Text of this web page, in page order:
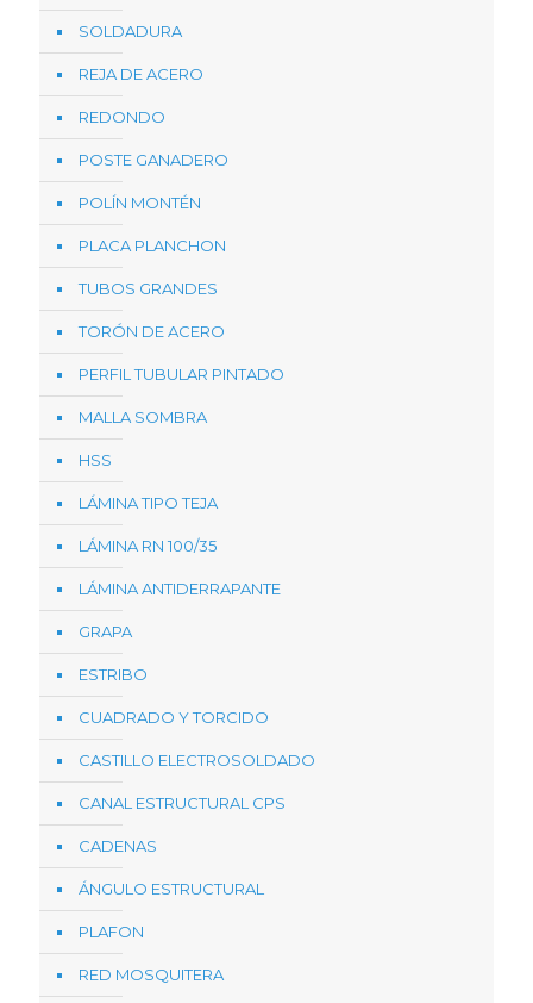
SOLDADURA
REJA DE ACERO
REDONDO
POSTE GANADERO
POLÍN MONTÉN
PLACA PLANCHON
TUBOS GRANDES
TORÓN DE ACERO
PERFIL TUBULAR PINTADO
MALLA SOMBRA
HSS
LÁMINA TIPO TEJA
LÁMINA RN 100/35
LÁMINA ANTIDERRAPANTE
GRAPA
ESTRIBO
CUADRADO Y TORCIDO
CASTILLO ELECTROSOLDADO
CANAL ESTRUCTURAL CPS
CADENAS
ÁNGULO ESTRUCTURAL
PLAFON
RED MOSQUITERA